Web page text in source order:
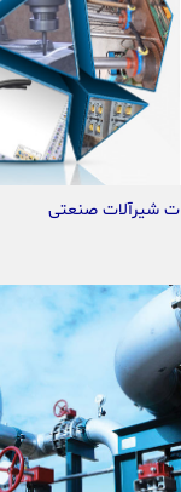
شیرآلات صنعتی